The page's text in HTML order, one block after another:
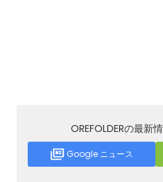
OREFOLDERの最新
Google ニュース